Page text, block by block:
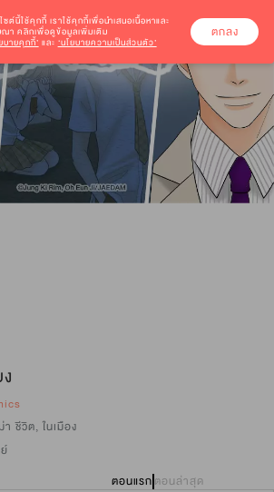
า ชีวิต, ในเมือง
ตอนแรกตอนล่าสุด
ซต์นี้ใช้คุกกี้ เราใช้คุกกี้เพื่อนำเสนอเนื้อหาและ
ณา คลิกเพื่อดูข้อมูลเพิ่มเติม
บายคุกกี้’ และ ‘นโยบายความเป็นส่วนตัว’
ตกลง